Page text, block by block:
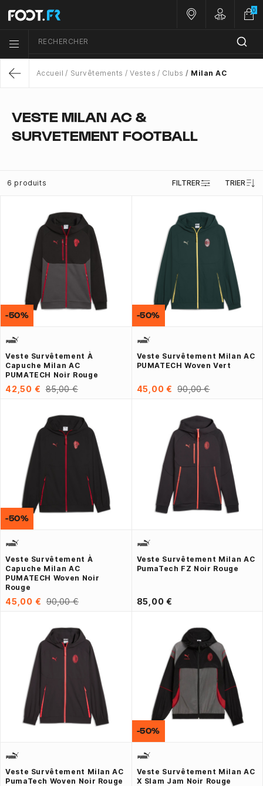
Menu list icon
RECHERCHER
Nos magasins
Customer
0
Accueil Survêtements Vestes Clubs Milan AC
VESTE MILAN AC &
SURVETEMENT FOOTBALL
6 produits FILTRER TRIER
Veste Survêtement À
Capuche Milan AC
PUMATECH Noir Rouge
42,50 € 85,00 €
-50%
Veste Survêtement Milan AC
PUMATECH Woven Vert
45,00 € 90,00 €
-50%
Veste Survêtement À
Capuche Milan AC
PUMATECH Woven Noir
Rouge
45,00 € 90,00 €
-50%
Veste Survêtement Milan AC
PumaTech FZ Noir Rouge
85,00 €
Veste Survêtement Milan AC
PumaTech Woven Noir Rouge
Veste Survêtement Milan AC
X Slam Jam Noir Rouge
-50%